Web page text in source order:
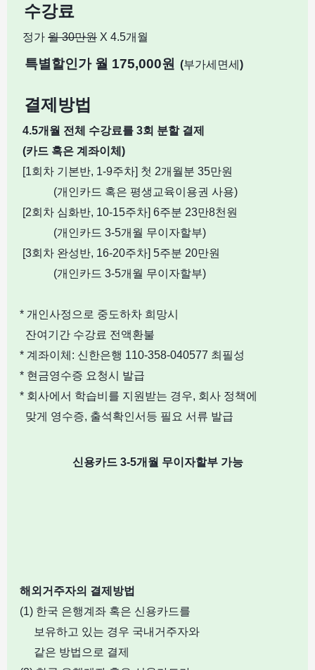
수강료
정가 월 30만원 X 4.5개월
특별할인가 월 175,000원 (부가세면세 )
결제방법
4.5개월 전체 수강료를 3회 분할 결제
(카드 혹은 계좌이체)
[1회차 기본반, 1-9주차] 첫 2개월분 35만원
(개인카드 혹은 평생교육이용권 사용)
[2회차 심화반, 10-15주차] 6주분 23만8천원
(개인카드 3-5개월 무이자할부)
[3회차 완성반, 16-20주차] 5주분 20만원
(개인카드 3-5개월 무이자할부)
* 개인사정으로 중도하차 희망시
잔여기간 수강료 전액환불
* 계좌이체: 신한은행 110-358-040577 최필성
* 현금영수증 요청시 발급
* 회사에서 학습비를 지원받는 경우, 회사 정책에
맞게 영수증, 출석확인서등 필요 서류 발급
신용카드 3-5개월 무이자할부 가능
해외거주자의 결제방법
(1) 한국 은행계좌 혹은 신용카드를
보유하고 있는 경우 국내거주자와
같은 방법으로 결제